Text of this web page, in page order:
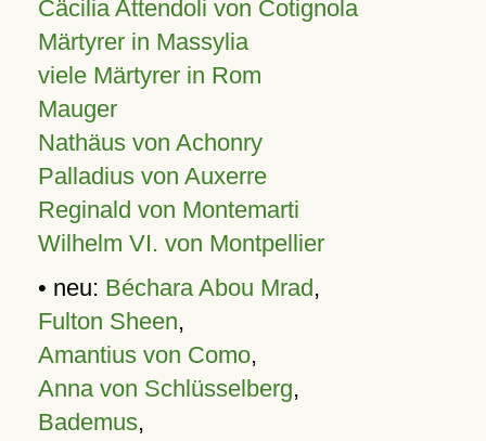
Cäcilia Attendoli von Cotignola
Märtyrer in Massylia
viele Märtyrer in Rom
Mauger
Nathäus von Achonry
Palladius von Auxerre
Reginald von Montemarti
Wilhelm VI. von Montpellier
• neu: Béchara Abou Mrad,
Fulton Sheen,
Amantius von Como,
Anna von Schlüsselberg,
Bademus,